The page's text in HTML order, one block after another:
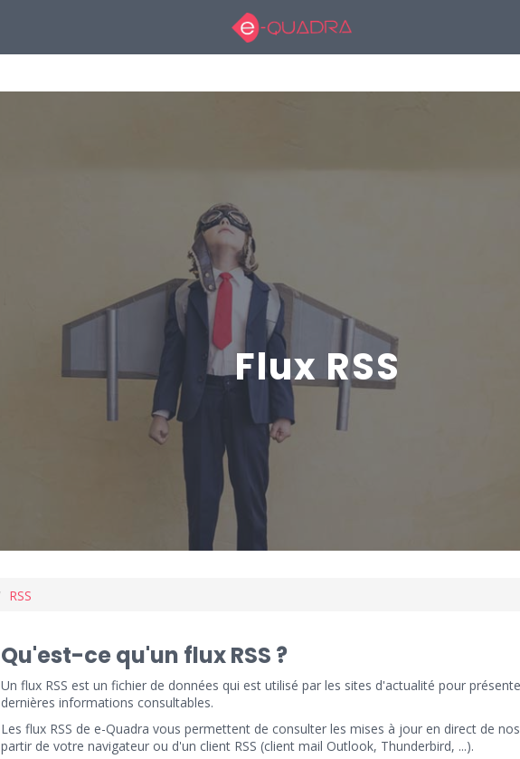
Flux RSS
RSS
Qu'est-ce qu'un flux RSS ?
Un flux RSS est un fichier de données qui est utilisé par les sites d'actualité pour
dernières informations consultables.
Les flux RSS de e-Quadra vous permettent de consulter les mises à jour en direct de
partir de votre navigateur ou d'un client RSS (client mail Outlook, Thunderbird, ...).